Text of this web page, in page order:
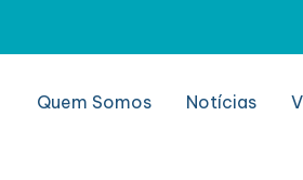
Quem Somos Notícias